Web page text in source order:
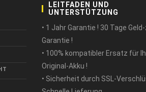
LEITFADEN UND
UNTERSTÜTZUNG
• 1 Jahr Garantie ! 30 Tage
Garantie !
• 100% kompatibler Ersatz für
Original-Akku !
• Sicherheit durch SSL-